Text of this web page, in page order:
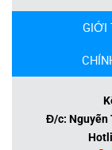
GIỚI
Đ/c: Nguyễn